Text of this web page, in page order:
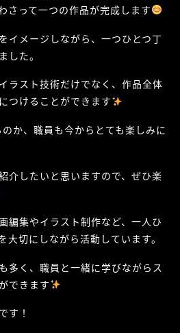
さって一つの作品が完成します
イメージしながら、一つひとつ丁
した。
ラスト技術だけでなく、作品全体
つけることができます
か、職員も今からとても楽しみに
介したいと思いますので、ぜひ楽
編集やイラスト制作など、一人ひ
大切にしながら活動しています。
多く、職員と一緒に学びながらス
できます
す！